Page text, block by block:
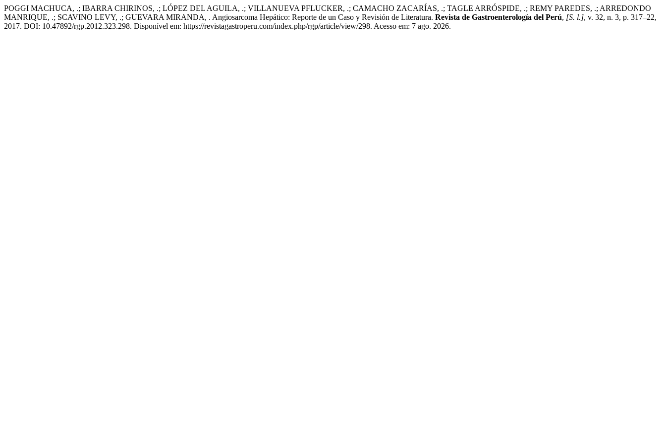
POGGI MACHUCA, .; IBARRA CHIRINOS, .; LÓPEZ DEL AGUILA, .; VILLANUEVA PFLUCKER, .; CAMACHO ZACARÍAS, .; TAGLE ARRÓSPIDE, .; REMY PAREDES, .; ARREDONDO
MANRIQUE, .; SCAVINO LEVY, .; GUEVARA MIRANDA, . Angiosarcoma Hepático: Reporte de un Caso y Revisión de Literatura. Revista de Gastroenterología del Perú, [S. l.], v. 32, n. 3, p. 317–22,
2017. DOI: 10.47892/rgp.2012.323.298. Disponível em: https://revistagastroperu.com/index.php/rgp/article/view/298. Acesso em: 7 ago. 2026.